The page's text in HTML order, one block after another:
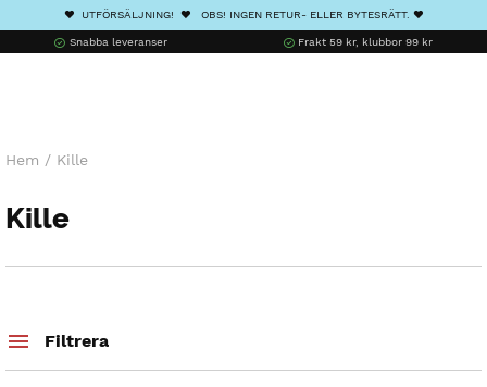
❤️ UTFÖRSÄLJNING! ❤️ OBS! INGEN RETUR- ELLER BYTESRÄTT. ❤️
Snabba leveranser Frakt 59 kr, klubbor 99 kr
Hem / Kille
Kille
Filtrera